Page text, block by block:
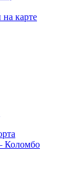
на карте
Коломбо